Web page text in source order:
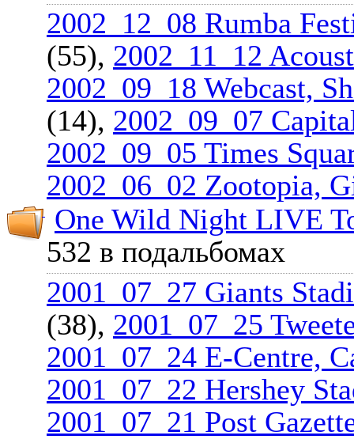
2002_12_08 Rumba
(55), 2002_11_12
2002_09_18 Webcast,
(14), 2002_09_07
2002_09_05 Times
2002_06_02 Zootopia,
One Wild Night LIVE
532 в подальбомах
2001_07_27 Giants
(38), 2001_07_25
2001_07_24 E-Centre,
2001_07_22 Hershey
2001_07_21 Post